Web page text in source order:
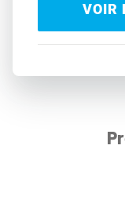
VOIR